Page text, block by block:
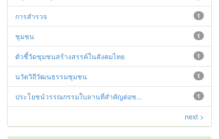
1
การสำรวจ
1
ชุมชน
1
ตัวชี้วัดชุมชนสร้างสรรค์ในสังคมไทย
1
นวัตวิถีวัฒนธรรมชุมชน
1
ประโยชน์วรรณกรรมใบลานที่สำคัญต่อช...
next >